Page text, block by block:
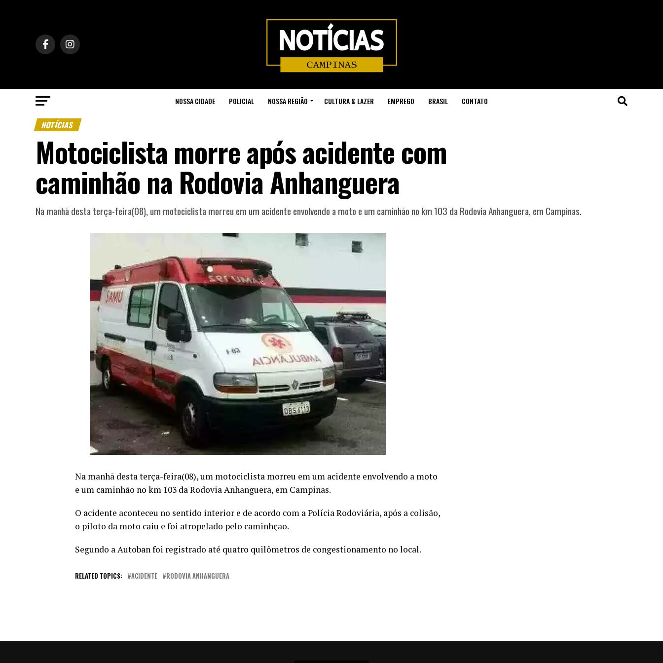
NOSSA CIDADE POLICIAL NOSSA REGIÃO CULTURA & LAZER EMPREGO BRASIL CONTATO
NOTÍCIAS
Motociclista morre após acidente com
caminhão na Rodovia Anhanguera
Na manhã desta terça-feira(08), um motociclista morreu em um acidente envolvendo a moto e um caminhão no km 103 da Rodovia Anhanguera, em Campinas.
Na manhã desta terça-feira(08), um motociclista morreu em um acidente envolvendo a moto
e um caminhão no km 103 da Rodovia Anhanguera, em Campinas.
O acidente aconteceu no sentido interior e de acordo com a Polícia Rodoviária, após a colisão,
o piloto da moto caiu e foi atropelado pelo caminhçao.
Segundo a Autoban foi registrado até quatro quilômetros de congestionamento no local.
RELATED TOPICS: ACIDENTE RODOVIA ANHANGUERA